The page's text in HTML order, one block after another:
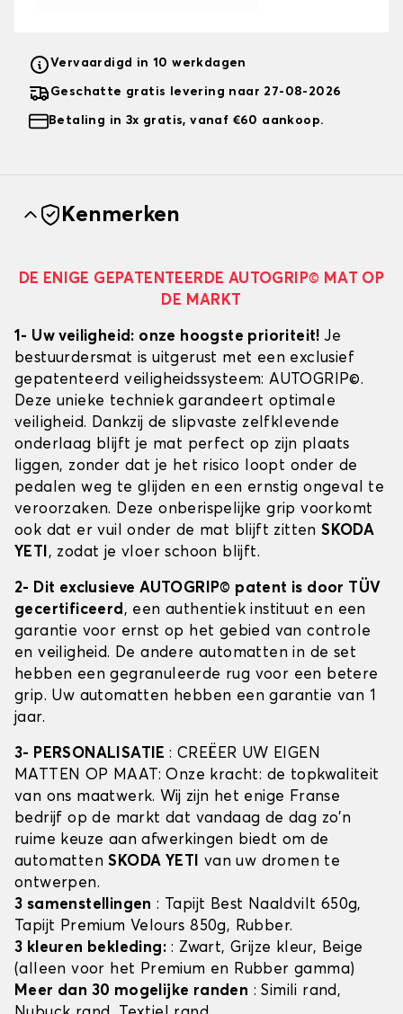
Vervaardigd in 10 werkdagen
Geschatte gratis levering naar 27-08-2026
Betaling in 3x gratis, vanaf €60 aankoop.
Kenmerken
DE ENIGE GEPATENTEERDE AUTOGRIP© MAT OP
DE MARKT
1- Uw veiligheid: onze hoogste prioriteit!Je
bestuurdersmat is uitgerust met een exclusief
gepatenteerd veiligheidssysteem: AUTOGRIP©.
Deze unieke techniek garandeert optimale
veiligheid. Dankzij de slipvaste zelfklevende
onderlaag blijft je mat perfect op zijn plaats
liggen, zonder dat je het risico loopt onder de
pedalen weg te glijden en een ernstig ongeval te
veroorzaken. Deze onberispelijke grip voorkomt
ook dat er vuil onder de mat blijft zittenSKODA
YETI, zodat je vloer schoon blijft.
2- Dit exclusieve AUTOGRIP© patent is door TÜV
gecertificeerd, een authentiek instituut en een
garantie voor ernst op het gebied van controle
en veiligheid. De andere automatten in de set
hebben een gegranuleerde rug voor een betere
grip. Uw automatten hebben een garantie van 1
jaar.
3- PERSONALISATIE: CREËER UW EIGEN
MATTEN OP MAAT: Onze kracht: de topkwaliteit
van ons maatwerk. Wij zijn het enige Franse
bedrijf op de markt dat vandaag de dag zo'n
ruime keuze aan afwerkingen biedt om de
automattenSKODA YETI van uw dromen te
ontwerpen.
3 samenstellingen : Tapijt Best Naaldvilt 650g,
Tapijt Premium Velours 850g, Rubber.
3 kleuren bekleding: : Zwart, Grijze kleur, Beige
(alleen voor het Premium en Rubber gamma)
Meer dan 30 mogelijke randen : Simili rand,